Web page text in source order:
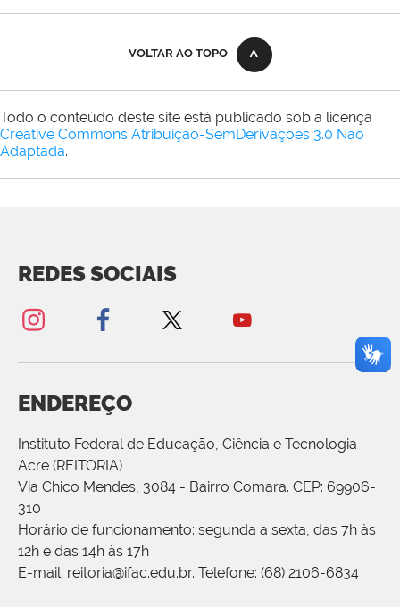
VOLTAR AO TOPO
Todo o conteúdo deste site está publicado sob a licença
Creative Commons Atribuição-SemDerivações 3.0 Não
Adaptada.
REDES SOCIAIS
ENDEREÇO
Instituto Federal de Educação, Ciência e Tecnologia -
Acre (REITORIA)
Via Chico Mendes, 3084 - Bairro Comara. CEP: 69906-
310
Horário de funcionamento: segunda a sexta, das 7h às
12h e das 14h às 17h
E-mail: reitoria@ifac.edu.br. Telefone: (68) 2106-6834